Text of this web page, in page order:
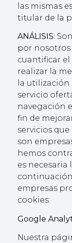
las mismas
titular de la
ANÁLISIS:
por
cuantificar el
realizar la
la utilización
servicio
navegación
fin de
servicios
son
hemos
es necesaria
empresas
cookies:
Google
Nuestra